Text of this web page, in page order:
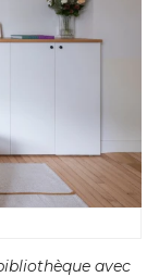
avec